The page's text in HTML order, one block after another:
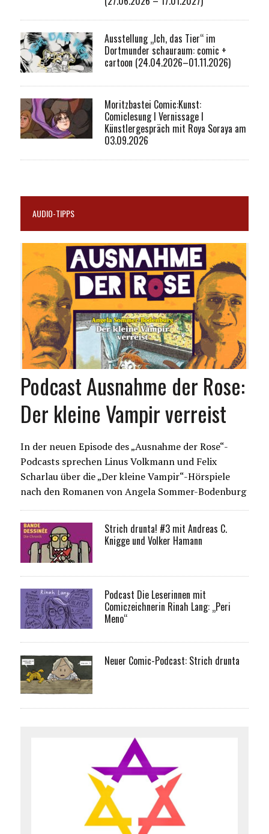
Ausstellung „Ich, das Tier“ im
Dortmunder schauraum: comic +
cartoon (24.04.2026–01.11.2026)
Moritzbastei Comic:Kunst:
Comiclesung I Vernissage I
Künstlergespräch mit Roya Soraya am
03.09.2026
AUDIO-TIPPS
Podcast Ausnahme der Rose:
Der kleine Vampir verreist
In der neuen Episode des „Ausnahme der Rose“-
Podcasts sprechen Linus Volkmann und Felix
Scharlau über die „Der kleine Vampir“-Hörspiele
nach den Romanen von Angela Sommer-Bodenburg
Strich drunta! #3 mit Andreas C.
Knigge und Volker Hamann
Podcast Die Leserinnen mit
Comiczeichnerin Rinah Lang: „Peri
Meno“
Neuer Comic-Podcast: Strich drunta